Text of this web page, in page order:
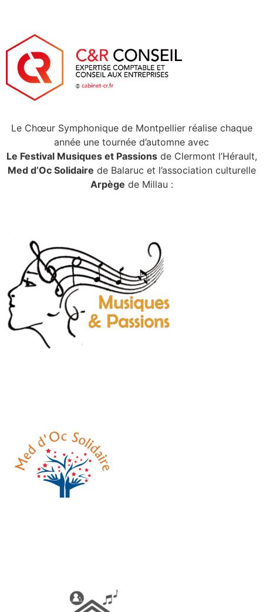
Le Chœur Symphonique de Montpellier réalise chaque
année une tournée d’automne avec
Le Festival Musiques et Passionsde Clermont l’Hérault,
Med d’Oc Solidaire de Balaruc et l’association culturelle
Arpège de Millau :